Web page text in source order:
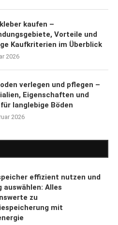
kaufen –
Vorteile und
Kaufkriterien im Überblick
2026
verlegen und pflegen –
Eigenschaften und
langlebige Böden
2026
effizient nutzen und
auswählen: Alles
zu
mit